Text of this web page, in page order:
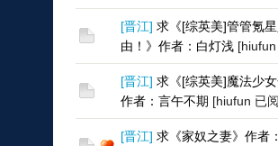
[晋江] 求《[综英美]管管氪
由！》作者：白灯浅
[晋江] 求《[综英美]魔法少女
作者：言午不期 [hiufun 已
[晋江] 求《家奴之妻》作者